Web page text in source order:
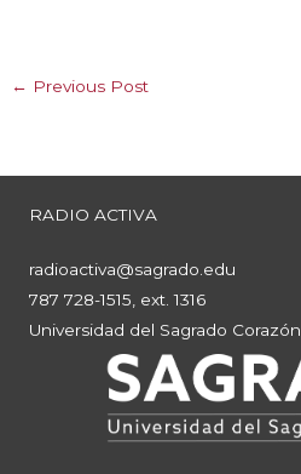
← Previous Post
RADIO ACTIVA
radioactiva@sagrado.edu
787 728-1515, ext. 1316
Universidad del Sagrado Corazón